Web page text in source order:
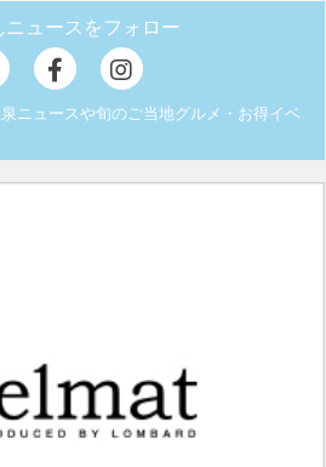
ニュースをフォロー
ニュースや旬のご当地グルメ・お得イベ